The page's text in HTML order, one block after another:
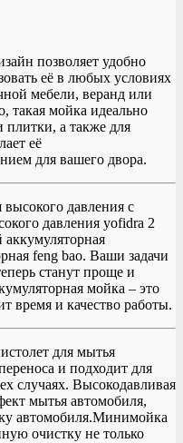
позволяет удобно
её в любых условиях
мебели, веранд или
такая мойка идеально
плитки, а также для
её
для вашего двора.
давления с
давления yofidra 2
feng bao. Ваши задачи
станут проще и
мойка – это
время и качество работы.
для мытья
и подходит для
случаях. Высокодавливая
мытья автомобиля,
автомобиля.Минимойка
очистку не только